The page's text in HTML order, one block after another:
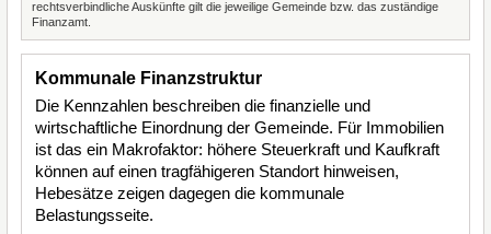
rechtsverbindliche Auskünfte gilt die jeweilige Gemeinde bzw. das zuständige
Finanzamt.
Kommunale Finanzstruktur
Die Kennzahlen beschreiben die finanzielle und
wirtschaftliche Einordnung der Gemeinde. Für Immobilien
ist das ein Makrofaktor: höhere Steuerkraft und Kaufkraft
können auf einen tragfähigeren Standort hinweisen,
Hebesätze zeigen dagegen die kommunale
Belastungsseite.